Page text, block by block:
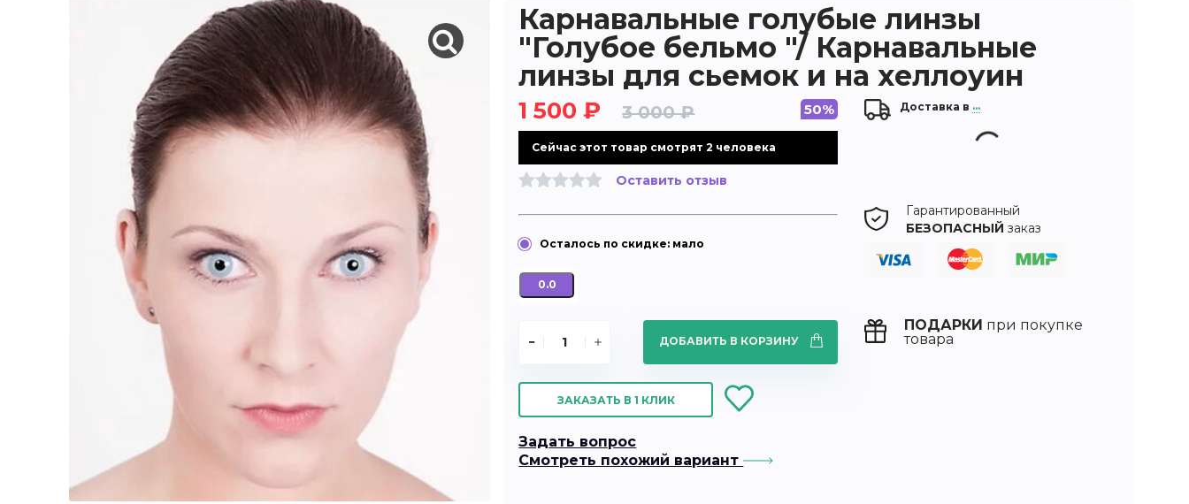
Карнавальные голубые линзы
"Голубое бельмо "/ Карнавальные
линзы для сьемок и на хеллоуин
1 500 ₽ 3 000 ₽ 50%
Cейчас этот товар смотрят 2 человека
Оставить отзыв
0.0
ДОБАВИТЬ В КОРЗИНУ
ЗАКАЗАТЬ В 1 КЛИК
Задать вопрос
Смотреть похожий вариант
Доставка в ...
Гарантированный
БЕЗОПАСНЫЙ заказ
ПОДАРКИ при покупке
товара